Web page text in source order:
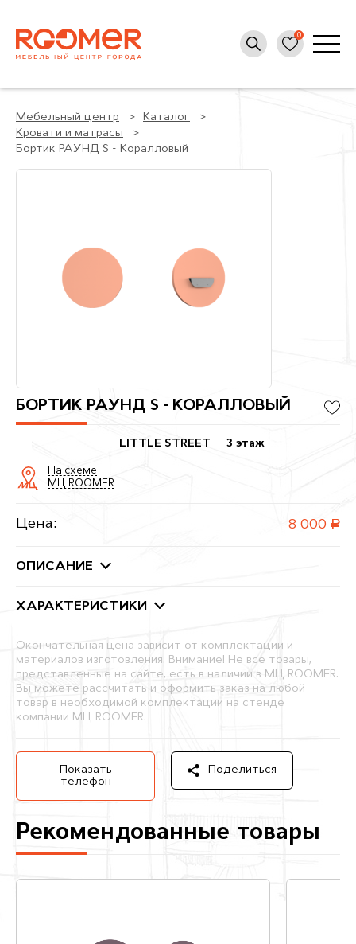
Мебельный центр
Каталог
Кровати и матрасы
Бортик РАУНД S - Коралловый
БОРТИК РАУНД S - КОРАЛЛОВЫЙ
LITTLE STREET 3 этаж
На схеме
МЦ ROOMER
Цена: 8 000 руб.
ОПИСАНИЕ
ХАРАКТЕРИСТИКИ
Окончательная цена зависит от комплектации и
материалов изготовления. Внимание! Не все товары,
представленные на сайте, есть в наличии в МЦ ROOMER.
Вы можете рассчитать и оформить заказ на любой
товар в необходимой комплектации на стенде
компании МЦ ROOMER.
Показать
телефон
Поделиться
Рекомендованные товары